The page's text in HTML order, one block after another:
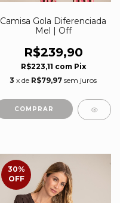
Camisa Gola Diferenciada
Mel | Off
R$239,90
R$223,11 com Pix
3 x de R$79,97 sem juros
COMPRAR
30%
OFF